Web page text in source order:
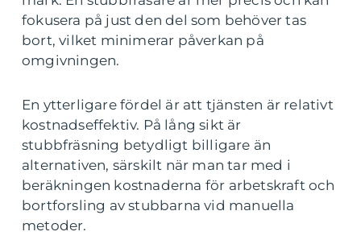
fokusera på just den del som behöver tas
bort, vilket minimerar påverkan på
omgivningen.
En ytterligare fördel är att tjänsten är relativt
kostnadseffektiv. På lång sikt är
stubbfräsning betydligt billigare än
alternativen, särskilt när man tar med i
beräkningen kostnaderna för arbetskraft och
bortforsling av stubbarna vid manuella
metoder.